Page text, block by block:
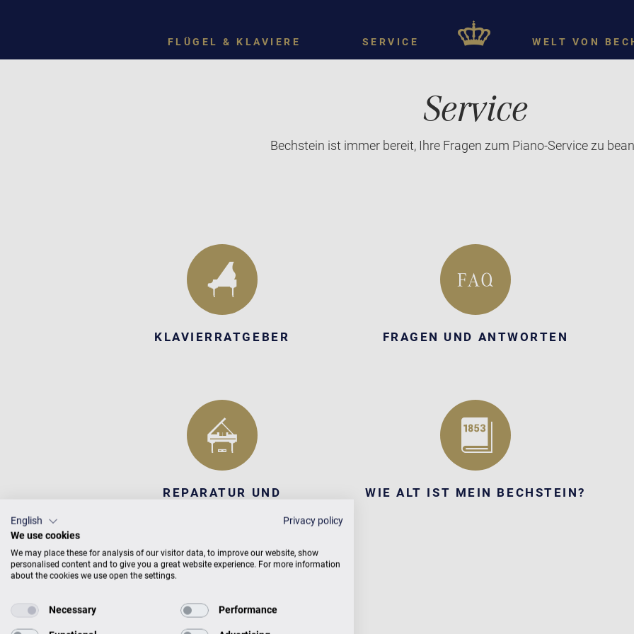
FLÜGEL & KLAVIERE SERVICE WELT VON
Service
Bechstein ist immer bereit, Ihre Fragen zum Piano-Service zu
KLAVIERRATGEBER FRAGEN UND ANTWORTEN
REPARATUR UND
WIE ALT IST MEIN BECHSTEIN?
English
Privacy policy
We use cookies
We may place these for analysis of our visitor data, to improve our website, show
personalised content and to give you a great website experience. For more information
about the cookies we use open the settings.
Necessary Performance